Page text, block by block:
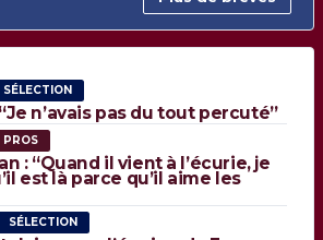
SÉLECTION
n’avais pas du tout percuté”
PROS
: “Quand il vient à l’écurie, je
est là parce qu’il aime les
SÉLECTION